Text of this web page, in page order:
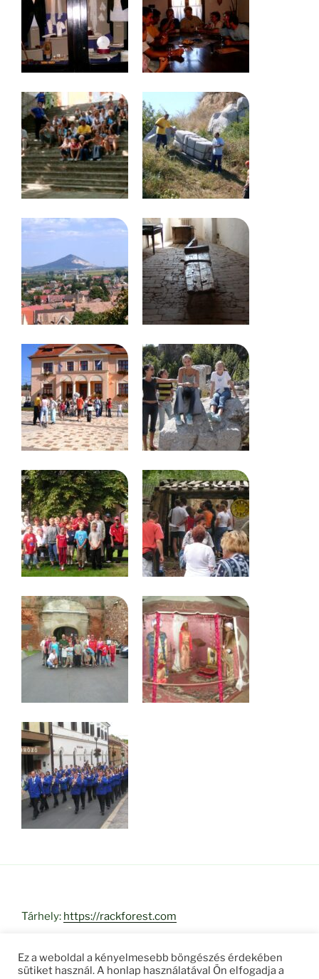
Tárhely: https://rackforest.com
Ez a weboldal a kényelmesebb böngészés érdekében
sütiket használ. A honlap használatával Ön elfogadja a